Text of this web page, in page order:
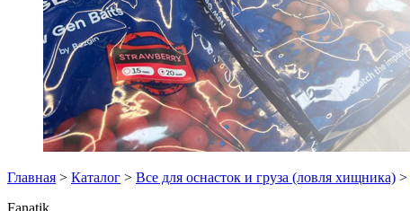
Главная > Каталог > Все для оснасток и груза (ловля хищника) >
Fanatik